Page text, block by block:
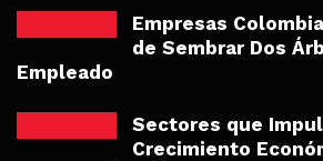
Empresas
de Sembrar Dos
Empleado
Sectores que
Crecimiento